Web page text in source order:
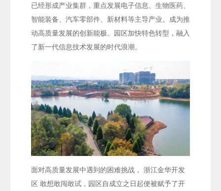
已经形成产业集群，重点发展电子信息、生物医药、
智能装备、汽车零部件、新材料等主导产业。成为推
动高质量发展的创新能极。园区加快特色转型，融入
了新一代信息技术发展的时代浪潮。
面对高质量发展中遇到的困难挑战， 浙江金华开发
区 敢想敢闯敢试，园区自成立之日起便被赋予了开